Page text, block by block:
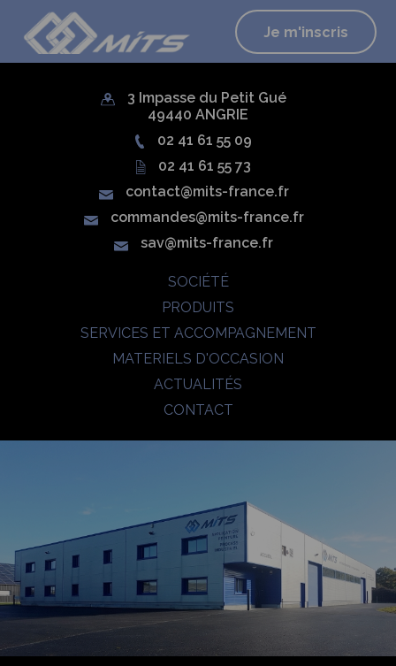
Je m'inscris
3 Impasse du Petit Gué
49440 ANGRIE
02 41 61 55 09
02 41 61 55 73
contact@mits-france.fr
commandes@mits-france.fr
sav@mits-france.fr
SOCIÉTÉ
PRODUITS
SERVICES ET ACCOMPAGNEMENT
MATERIELS D'OCCASION
ACTUALITÉS
CONTACT